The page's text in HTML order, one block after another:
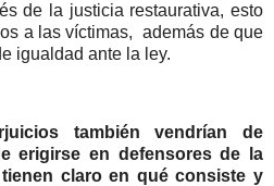
de la justicia restaurativa, esto
a las víctimas, además de que
igualdad ante la ley.
también vendrían de
erigirse en defensores de la
claro en qué consiste y